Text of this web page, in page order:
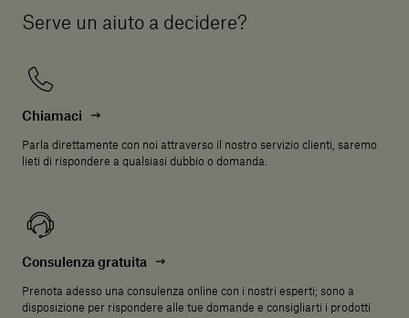
Serve un aiuto a decidere?
Chiamaci
Parla direttamente con noi attraverso il nostro servizio clienti, saremo
lieti di rispondere a qualsiasi dubbio o domanda.
Consulenza gratuita
Prenota adesso una consulenza online con i nostri esperti; sono a
disposizione per rispondere alle tue domande e consigliarti i prodotti